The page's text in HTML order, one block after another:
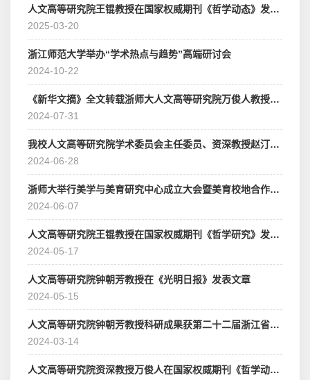
人文高等研究院王锟教授在国家权威期刊《哲学动态》发表论文《关于“良心之争”的新思考——来自镜像神经元理论的疏解和证明》
2025-03-20
浙江师范大学举办“学术热点与趋势”高端研讨会
2024-10-22
《新华文摘》全文转载浙师大人文高等研究院万俊人教授学术成果
2024-07-31
我校人文高等研究院学术委员会主任委员、资深教授赵汀阳获聘中央文史研究馆馆员
2024-06-28
浙师大举行美学与美育研究中心成立大会暨美育校地合作签约仪式
2024-06-07
人文高等研究院王锟教授在国家权威期刊《哲学研究》发表论文《朱子“太极”的八重涵义及其逻辑》
2024-05-17
人文高等研究院钟朝芳教授在《光明日报》发表文章
2024-05-15
人文高等研究院钟朝芳教授科研成果获第二十二届浙江省哲学社会科学优秀成果奖一等奖
2024-03-14
人文高等研究院资深教授万俊人在国家权威期刊《哲学动态》上发表文章